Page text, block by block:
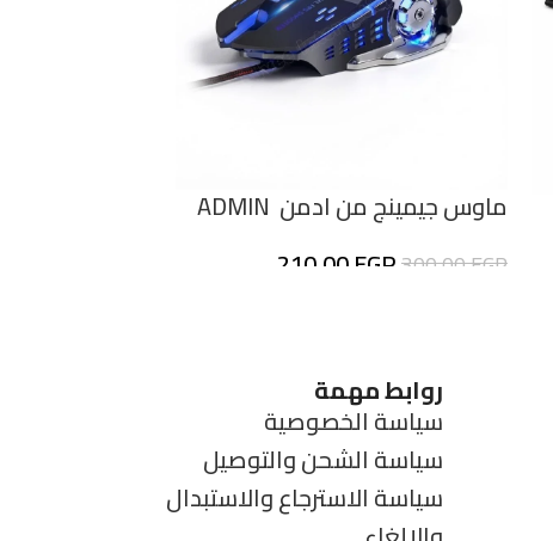
ماوس جيمينج من ادمن ADMIN
300,00EGP
210,00EGP
روابط مهمة
سياسة الخصوصية
سياسة الشحن والتوصيل
سياسة الاسترجاع والاستبدال